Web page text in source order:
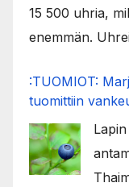
15 500 uhria,
enemmän.
:TUOMIOT:
tuomittiin